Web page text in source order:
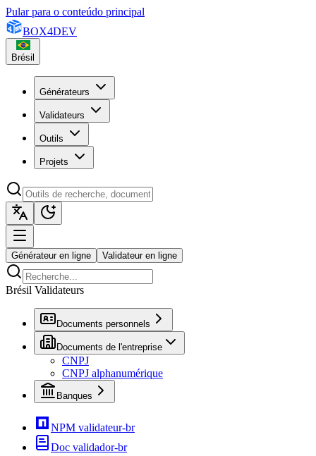
Pular para o conteúdo principal
BOX4DEV
Brésil
Générateurs
Validateurs
Outils
Projets
Générateur en ligne Validateur en ligne
Brésil Validateurs
Documents personnels
Documents de l'entreprise
CNPJ
CNPJ alphanumérique
Banques
NPM validateur-br
Doc validador-br